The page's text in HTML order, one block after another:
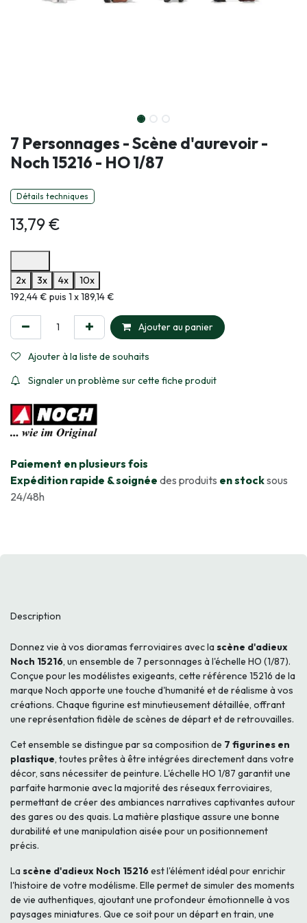
7 Personnages - Scène d'aurevoir -
Noch 15216 - HO 1/87
Détails techniques
13,79€
2x
3x 4x
10x
Informations sur le plan de paiement sélectionné
192,44 € puis 1 x 189,14 €
Ajouter au panier
Ajouter à la liste de souhaits
Signaler un problème sur cette fiche produit
​Paiement en plusieurs fois
Expédition rapide & soignée des produits en stocksous
24/48h
Description
Donnez vie à vos dioramas ferroviaires avec la scène d'adieux
Noch 15216, un ensemble de 7 personnages à l'échelle HO (1/87).
Conçue pour les modélistes exigeants, cette référence 15216 de la
marque Noch apporte une touche d'humanité et de réalisme à vos
créations. Chaque figurine est minutieusement détaillée, offrant
une représentation fidèle de scènes de départ et de retrouvailles.
Cet ensemble se distingue par sa composition de 7 figurines en
plastique, toutes prêtes à être intégrées directement dans votre
décor, sans nécessiter de peinture. L'échelle HO 1/87 garantit une
parfaite harmonie avec la majorité des réseaux ferroviaires,
permettant de créer des ambiances narratives captivantes autour
des gares ou des quais. La matière plastique assure une bonne
durabilité et une manipulation aisée pour un positionnement
précis.
La scène d'adieux Noch 15216est l'élément idéal pour enrichir
l'histoire de votre modélisme. Elle permet de simuler des moments
de vie authentiques, ajoutant une profondeur émotionnelle à vos
paysages miniatures. Que ce soit pour un départ en train, une